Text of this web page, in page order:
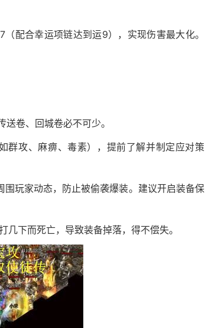
配合幸运项链达到运9），实现伤害最大化。
卷、回城卷必不可少。
群攻、麻痹、毒素），提前了解并制定应对策
玩家动态，防止被偷袭爆装。建议开启装备保
下而死亡，导致装备掉落，得不偿失。